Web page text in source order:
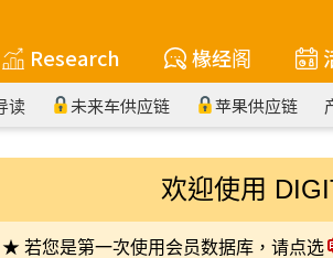
Research 椽经阁
读 未来车供应链 苹果供应链
欢迎使用
★ 若您是第一次使用会员数据库，请点选